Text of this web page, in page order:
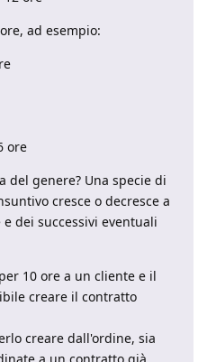
ad esempio:
ore
del genere? Una specie di
cresce o decresce a
dei successivi eventuali
10 ore a un cliente e il
creare il contratto
creare dall'ordine, sia